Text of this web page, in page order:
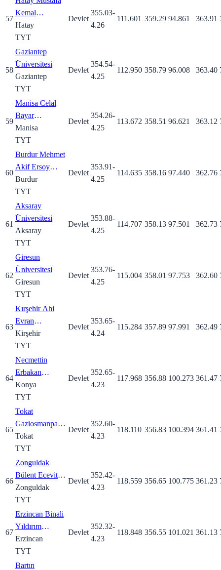
57
Kemal
Üniversitesi
Hatay
TYT
Devlet
355.03-
4.26
111.601 359.29 94.861 363.91
58
Gaziantep
Üniversitesi
Gaziantep
TYT
Devlet
354.54-
4.25
112.950 358.79 96.008 363.40
59
Manisa Celal
Bayar
Üniversitesi
Manisa
TYT
Devlet
354.26-
4.25
113.672 358.51 96.621 363.12
60
Burdur Mehmet
Akif Ersoy
Üniversitesi
Burdur
TYT
Devlet
353.91-
4.25
114.635 358.16 97.440 362.76
61
Aksaray
Üniversitesi
Aksaray
TYT
Devlet
353.88-
4.25
114.707 358.13 97.501 362.73
62
Giresun
Üniversitesi
Giresun
TYT
Devlet
353.76-
4.25
115.004 358.01 97.753 362.60
63
Kırşehir Ahi
Evran
Üniversitesi
Kirşehir
TYT
Devlet
353.65-
4.24
115.284 357.89 97.991 362.49
64
Necmettin
Erbakan
Üniversitesi
Konya
TYT
Devlet
352.65-
4.23
117.968 356.88 100.273 361.47
65
Tokat
Gaziosmanpaşa
Üniversitesi
Tokat
TYT
Devlet
352.60-
4.23
118.110 356.83 100.394 361.41
66
Zonguldak
Bülent Ecevit
Üniversitesi
Zonguldak
TYT
Devlet
352.42-
4.23
118.559 356.65 100.775 361.23
67
Erzincan Binali
Yıldırım
Üniversitesi
Erzincan
TYT
Devlet
352.32-
4.23
118.848 356.55 101.021 361.13
Bartın